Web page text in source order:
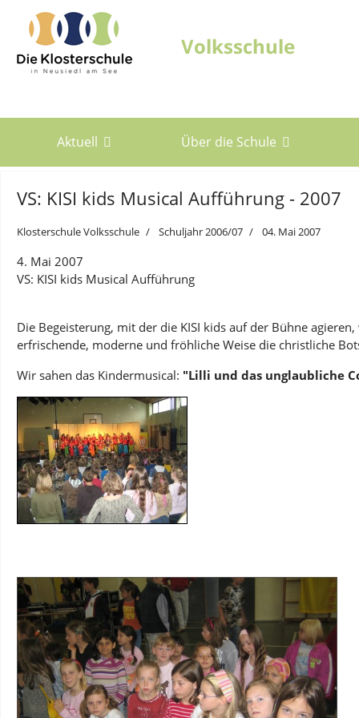
Aktuell Über die Schule
VS: KISI kids Musical Aufführung - 2007
Klosterschule Volksschule Schuljahr 2006/07 04. Mai 2007
4. Mai 2007
VS: KISI kids Musical Aufführung
Die Begeisterung, mit der die KISI kids auf der Bühne
erfrischende, moderne und fröhliche Weise die christliche
Wir sahen das Kindermusical: "Lilli und das unglaubliche